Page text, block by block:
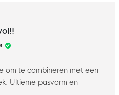
om te combineren met een
Ultieme pasvorm en